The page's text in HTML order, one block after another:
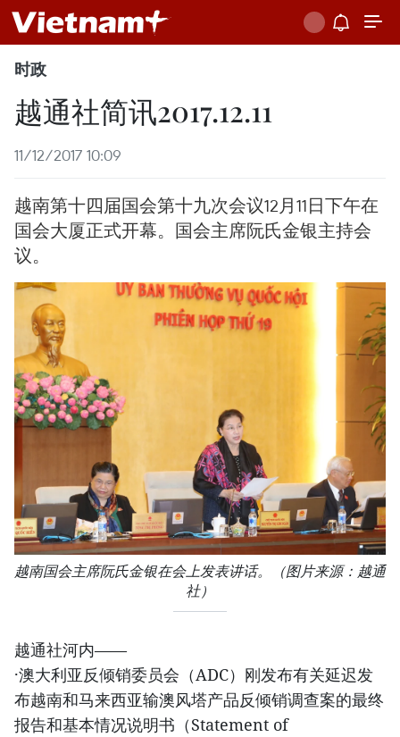
时政
越通社简讯2017.12.11
11/12/2017 10:09
越南第十四届国会第十九次会议12月11日下午在
国会大厦正式开幕。国会主席阮氏金银主持会
议。
越南国会主席阮氏金银在会上发表讲话。（图片来源：越通
社）
越通社河内——
·澳大利亚反倾销委员会（ADC）刚发布有关延迟发
布越南和马来西亚输澳风塔产品反倾销调查案的最终
报告和基本情况说明书（Statement of